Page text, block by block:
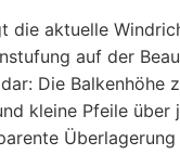
die aktuelle
auf der
Die
kleine Pfeile